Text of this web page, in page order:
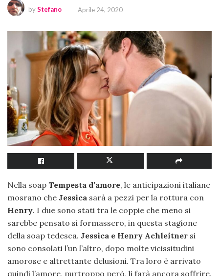
byStefano Aprile 24, 2020
Nella soap Tempesta d’amore, le anticipazioni italiane
mosrano che Jessica sarà a pezzi per la rottura con
Henry. I due sono stati tra le coppie che meno si
sarebbe pensato si formassero, in questa stagione
della soap tedesca. Jessica e Henry Achleitner si
sono consolati l’un l’altro, dopo molte vicissitudini
amorose e altrettante delusioni. Tra loro è arrivato
quindi l’amore, purtroppo però, li farà ancora soffrire.